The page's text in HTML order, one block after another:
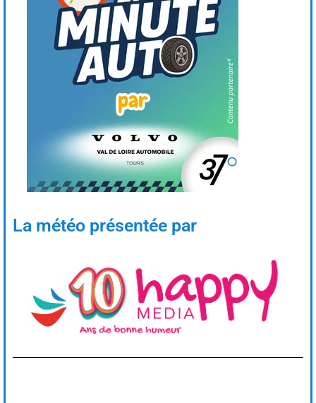
La météo présentée par